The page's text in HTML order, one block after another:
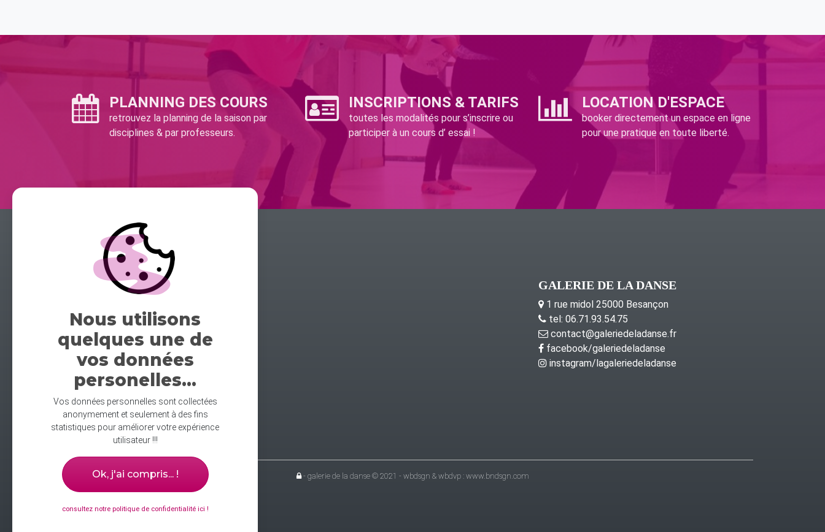
PLANNING DES COURS
retrouvez la planning de la saison par
disciplines & par professeurs.
INSCRIPTIONS & TARIFS
toutes les modalités pour s’inscrire ou
participer à un cours d’ essai !
LOCATION D'ESPACE
booker directement un espace en ligne
pour une pratique en toute liberté.
GALERIE DE LA DANSE
1 rue midol 25000 Besançon
tel: 06.71.93.54.75
contact@galeriedeladanse.fr
facebook/galeriedeladanse
instagram/lagaleriedeladanse
- galerie de la danse © 2021 - wbdsgn & wbdvp : www.bndsgn.com
Nous utilisons
quelques une de
vos données
personelles...
Vos données personnelles sont collectées
anonymement et seulement à des fins
statistiques pour améliorer votre expérience
utilisateur !!!
Ok, j'ai compris... !
consultez notre politique de confidentialité ici !